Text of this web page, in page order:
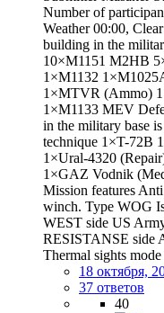
Number of
Weather 00:00,
building in the
10×M1151 M2HB
1×M1132
1×MTVR (Ammo)
1×M1133 MEV
in the military base
technique 1×T-72B
1×Ural-4320
1×GAZ Vodnik
Mission features
winch. Type WOG
WEST side US
RESISTANSE side
Thermal sights
18 октября,
37 ответов
40